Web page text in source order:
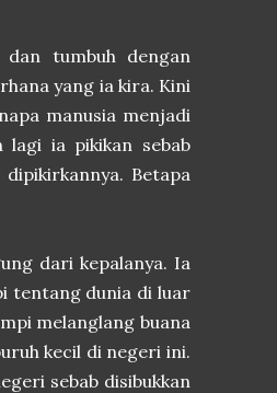
dan tumbuh dengan
yang ia kira. Kini
manusia menjadi
lagi ia pikikan sebab
Betapa
dari kepalanya. Ia
tentang dunia di luar
melanglang buana
kecil di negeri ini.
sebab disibukkan